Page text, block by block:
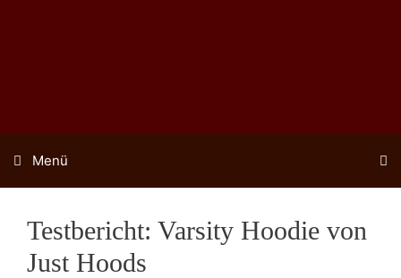
Menü
Testbericht: Varsity Hoodie von
Just Hoods